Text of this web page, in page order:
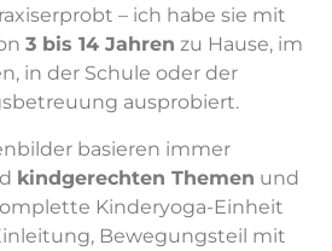
– ich habe sie mit
3 bis 14 Jahren zu Hause, im
in der Schule oder der
ausprobiert.
basieren immer
kindgerechten Themen und
Kinderyoga-Einheit
Bewegungsteil mit